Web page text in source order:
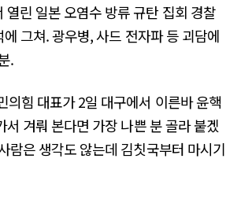
열린 일본 오염수 방류 규탄 집회 경찰
그쳐. 광우병, 사드 전자파 등 괴담에
.
힘 대표가 2일 대구에서 이른바 윤핵
서 겨뤄 본다면 가장 나쁜 분 골라 붙겠
람은 생각도 않는데 김칫국부터 마시기